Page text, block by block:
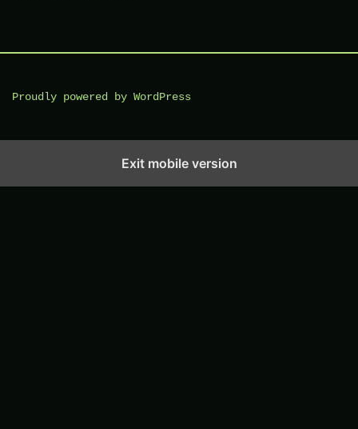
Proudly powered by WordPress
Exit mobile version